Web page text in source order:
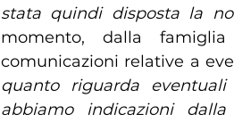
stata quindi disposta la
momento, dalla
comunicazioni relative a
quanto riguarda
abbiamo indicazioni dalla